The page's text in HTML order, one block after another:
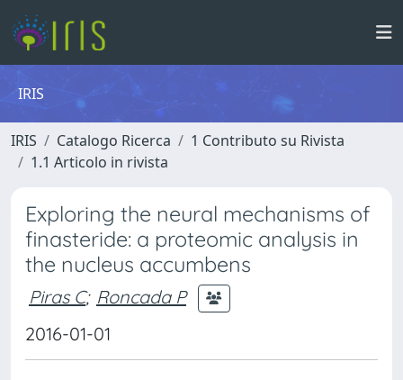
IRIS
IRIS Catalogo Ricerca
1 Contributo su Rivista
1.1 Articolo in rivista
Exploring the neural mechanisms of
finasteride: a proteomic analysis in
the nucleus accumbens
Piras C; Roncada P
2016-01-01